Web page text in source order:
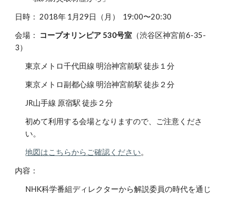
日時： 2018年 1月29日（月） 19:00〜20:30
会場： コープオリンピア 530号室 （渋谷区神宮前6-35-
3）
東京メトロ千代田線 明治神宮前駅 徒歩１分
東京メトロ副都心線 明治神宮前駅 徒歩２分
JR山手線 原宿駅 徒歩２分
初めて利用する会場となりますので、ご注意くださ
い。
地図はこちらからご確認ください。
内容：
NHK科学番組ディレクターから解説委員の時代を通じ